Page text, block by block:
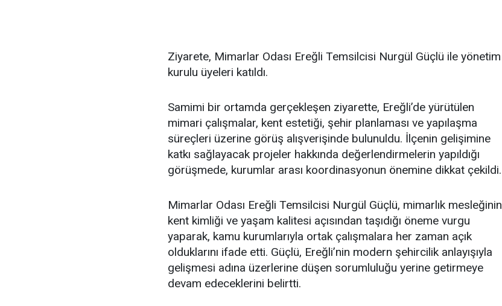
Ziyarete, Mimarlar Odası Ereğli Temsilcisi Nurgül Güçlü ile yönetim
kurulu üyeleri katıldı.
Samimi bir ortamda gerçekleşen ziyarette, Ereğli’de yürütülen
mimari çalışmalar, kent estetiği, şehir planlaması ve yapılaşma
süreçleri üzerine görüş alışverişinde bulunuldu. İlçenin gelişimine
katkı sağlayacak projeler hakkında değerlendirmelerin yapıldığı
görüşmede, kurumlar arası koordinasyonun önemine dikkat çekildi.
Mimarlar Odası Ereğli Temsilcisi Nurgül Güçlü, mimarlık mesleğinin
kent kimliği ve yaşam kalitesi açısından taşıdığı öneme vurgu
yaparak, kamu kurumlarıyla ortak çalışmalara her zaman açık
olduklarını ifade etti. Güçlü, Ereğli’nin modern şehircilik anlayışıyla
gelişmesi adına üzerlerine düşen sorumluluğu yerine getirmeye
devam edeceklerini belirtti.